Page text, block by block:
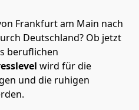
Frankfurt am Main nach
Deutschland? Ob jetzt
beruflichen
wird für die
und die ruhigen